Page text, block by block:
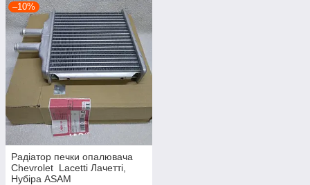
–10%
Радіатор печки опалювача
Chevrolet Lacetti Лачетті,
Нубіра ASAM